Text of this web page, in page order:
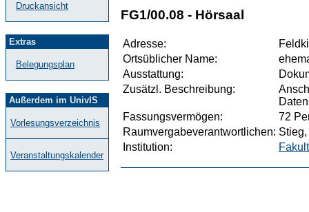
Druckansicht
Extras
Belegungsplan
Außerdem im UnivIS
Vorlesungsverzeichnis
Veranstaltungskalender
FG1/00.08 - Hörsaal
Adresse:
Ortsüblicher Name:
Ausstattung:
Zusätzl. Beschreibung:
Fassungsvermögen:
72
Raumvergabeverantwortlichen:
Institution: